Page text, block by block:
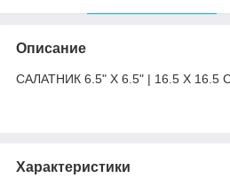
Описание
САЛАТНИК 6.5" X 6.5" | 16.5 X 16.5
Характеристики